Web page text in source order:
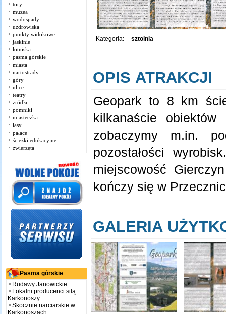
tory
muzea
wodospady
uzdrowiska
punkty widokowe
jaskinie
lotniska
pasma górskie
miasta
nartostrady
góry
ulice
teatry
żródła
pomniki
miasteczka
lasy
pałace
ścieżki edukacyjne
zwierzęta
Pasma górskie
Rudawy Janowickie
Lokalni producenci siłą
Karkonoszy
Skocznie narciarskie w
Karkonoszach
Kategoria: sztolnia
OPIS ATRAKCJI
Geopark to 8 km
kilkanaście
zobaczymy m.in.
pozostałości
miejscowość
kończy się w
GALERIA